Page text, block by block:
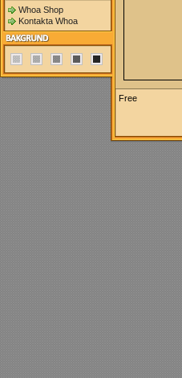
Whoa Shop
Kontakta Whoa
Free